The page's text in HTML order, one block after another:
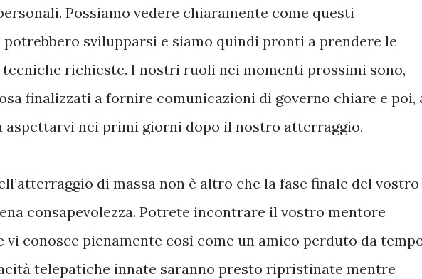
Possiamo vedere chiaramente come questi
svilupparsi e siamo quindi pronti a prendere le
richieste. I nostri ruoli nei momenti prossimi sono,
finalizzati a fornire comunicazioni di governo chiare e poi,
aspettarvi nei primi giorni dopo il nostro atterraggio.
di massa non è altro che la fase finale del vostro
consapevolezza. Potrete incontrare il vostro mentore
vi conosce pienamente così come un amico perduto da
telepatiche innate saranno presto ripristinate mentre